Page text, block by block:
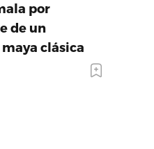
por
de un
clásica